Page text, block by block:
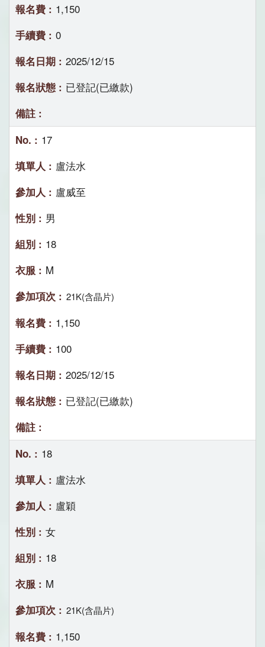
1,150
0
2025/12/15
已登記(已繳款)
17
盧法水
盧威至
男
18
M
21K(含晶片)
1,150
100
2025/12/15
已登記(已繳款)
18
盧法水
盧穎
女
18
M
21K(含晶片)
1,150